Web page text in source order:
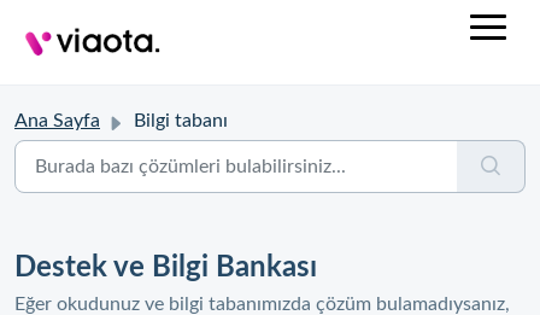
Ana Sayfa Bilgi tabanı
Destek ve Bilgi Bankası
Eğer okudunuz ve bilgi tabanımızda çözüm bulamadıysanız,